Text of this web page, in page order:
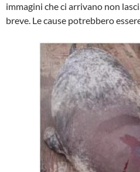
immagini che ci arrivano non
breve. Le cause potrebbero